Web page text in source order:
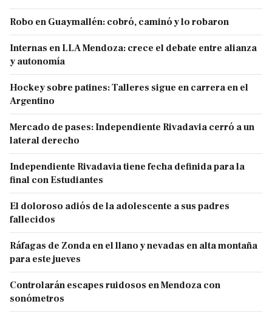
Robo en Guaymallén: cobró, caminó y lo robaron
Internas en LLA Mendoza: crece el debate entre alianza
y autonomía
Hockey sobre patines: Talleres sigue en carrera en el
Argentino
Mercado de pases: Independiente Rivadavia cerró a un
lateral derecho
Independiente Rivadavia tiene fecha definida para la
final con Estudiantes
El doloroso adiós de la adolescente a sus padres
fallecidos
Ráfagas de Zonda en el llano y nevadas en alta montaña
para este jueves
Controlarán escapes ruidosos en Mendoza con
sonómetros